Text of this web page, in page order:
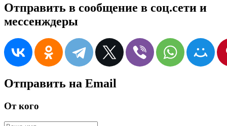
Отправить в сообщение в соц.сети и
мессенждеры
Отправить на Email
От кого